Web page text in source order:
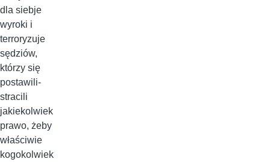
dla siebje
wyroki i
terroryzuje
sędziów,
którzy się
postawili-
stracili
jakiekolwiek
prawo, żeby
właściwie
kogokolwiek